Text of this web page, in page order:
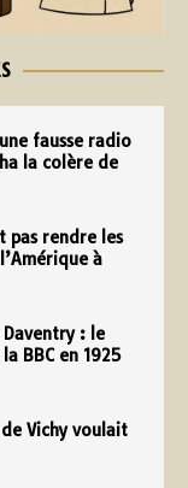
fausse radio
la colère de
pas rendre les
à
: le
BBC en 1925
Vichy voulait